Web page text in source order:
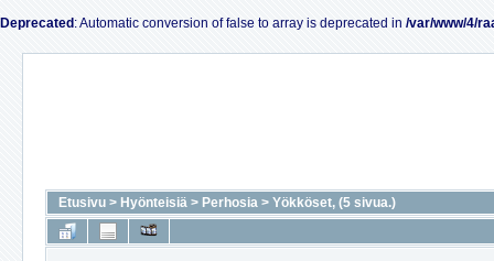
Deprecated : Automatic conversion of false to array is deprecated in /var/www/4/
Etusivu > Hyönteisiä > Perhosia > Yökköset, (5 sivua.)